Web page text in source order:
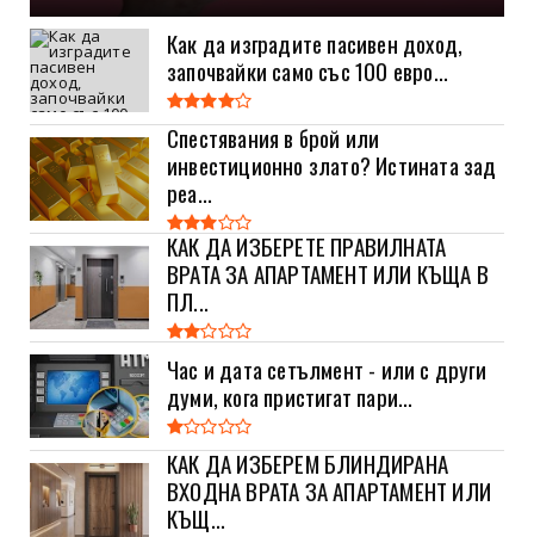
Как да изградите пасивен доход,
започвайки само със 100 евро...
Спестявания в брой или
инвестиционно злато? Истината зад
реа...
КАК ДА ИЗБЕРЕТЕ ПРАВИЛНАТА
ВРАТА ЗА АПАРТАМЕНТ ИЛИ КЪЩА В
ПЛ...
Час и дата сетълмент - или с други
думи, кога пристигат пари...
КАК ДА ИЗБЕРЕМ БЛИНДИРАНА
ВХОДНА ВРАТА ЗА АПАРТАМЕНТ ИЛИ
КЪЩ...